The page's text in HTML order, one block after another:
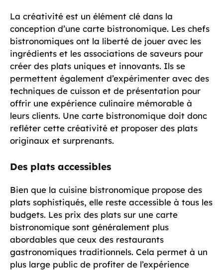
La créativité est un élément clé dans la
conception d’une carte bistronomique. Les chefs
bistronomiques ont la liberté de jouer avec les
ingrédients et les associations de saveurs pour
créer des plats uniques et innovants. Ils se
permettent également d’expérimenter avec des
techniques de cuisson et de présentation pour
offrir une expérience culinaire mémorable à
leurs clients. Une carte bistronomique doit donc
refléter cette créativité et proposer des plats
originaux et surprenants.
Des plats accessibles
Bien que la cuisine bistronomique propose des
plats sophistiqués, elle reste accessible à tous les
budgets. Les prix des plats sur une carte
bistronomique sont généralement plus
abordables que ceux des restaurants
gastronomiques traditionnels. Cela permet à un
plus large public de profiter de l’expérience